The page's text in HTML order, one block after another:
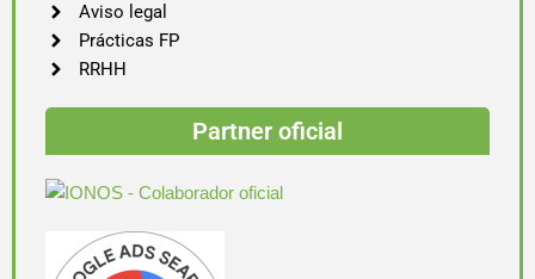
Aviso legal
Prácticas FP
RRHH
Partner oficial